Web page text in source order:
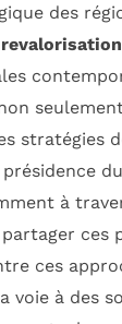
des
revalorisation
stratégies
à
ces
ces
voie à des